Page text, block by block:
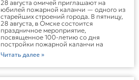
28 августа омичей приглашают на
юбилей пожарной каланчи — одного из
старейших строений города. В пятницу,
28 августа, в Омске состоится
праздничное мероприятие,
посвященное 100-летию со дня
постройки пожарной каланчи на
Читать далее »